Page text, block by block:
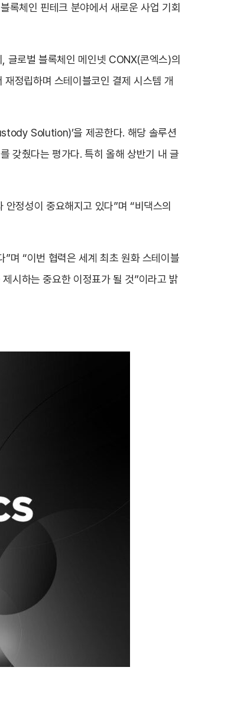
록체인 핀테크 분야에서 새로운 사업 기회
글로벌 블록체인 메인넷 CONX(콘엑스)의
정립하며 스테이블코인 결제 시스템 개
Solution)’을 제공한다. 해당 솔루션
갖췄다는 평가다. 특히 올해 상반기 내 글
정성이 중요해지고 있다”며 “비댁스의
며 “이번 협력은 세계 최초 원화 스테이블
시하는 중요한 이정표가 될 것”이라고 밝